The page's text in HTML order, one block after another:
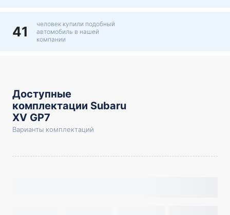
41
человек купили подобный
автомобиль в нашей
компании
Доступные
комплектации Subaru
XV GP7
Варианты комплектаций